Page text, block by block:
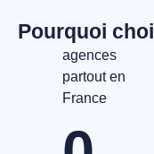
Pourquoi
agences
partout en
France